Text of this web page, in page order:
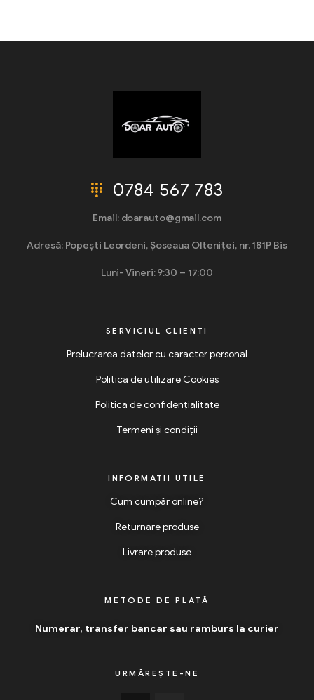
0784 567 783
Email: doarauto@gmail.com
Adresă: Popești Leordeni, Șoseaua Olteniței, nr. 181P Bis
Luni- Vineri: 9:30 – 17:00
SERVICIUL CLIENTI
Prelucrarea datelor cu caracter personal
Politica de utilizare Cookies
Politica de confidențialitate
Termeni și condiții
INFORMATII UTILE
Cum cumpăr online?
Returnare produse
Livrare produse
METODE DE PLATĂ
Numerar, transfer bancar sau ramburs la curier
URMĂREȘTE-NE